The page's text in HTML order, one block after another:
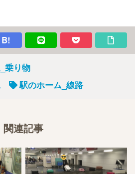
B!
乗り物
駅のホーム_線路
関連記事